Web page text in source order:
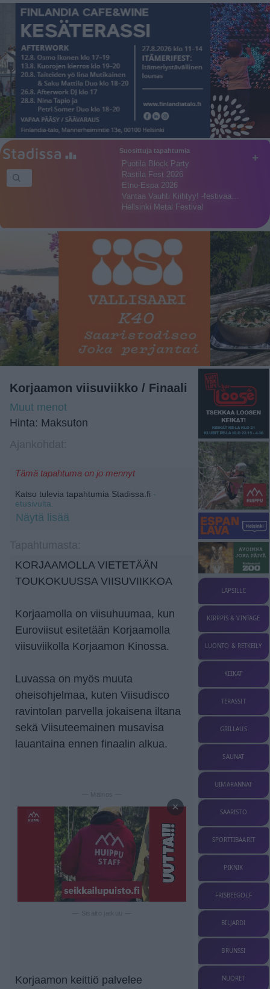
+
Suosittuja tapahtumia
Puotila Block Party
Rastila Fest 2026
Etno-Espa 2026
Vantaa Vauhti Kiihtyy! -festivaa…
Hellsinki Metal Festival
Korjaamon viisuviikko / Finaali
Muut menot
Hinta: Maksuton
Tämä tapahtuma on jo mennyt
Katso tulevia tapahtumia Stadissa.fi -
etusivulta.
Näytä lisää
KORJAAMOLLA VIETETÄÄN
TOUKOKUUSSA VIISUVIIKKOA
Korjaamolla on viisuhuumaa, kun
Euroviisut esitetään Korjaamolla
viisuviikolla Korjaamon Kinossa.
Luvassa on myös muuta
oheisohjelmaa, kuten Viisudisco
ravintolan parvella jokaisena iltana
sekä Viisuteemainen musavisa
lauantaina ennen finaalin alkua.
— Mainos —
×
Korjaamon keittiö palvelee
LAPSILLE
KIRPPIS & VINTAGE
LUONTO & RETKEILY
KEIKAT
TERASSIT
GRILLAUS
SAUNAT
UIMARANNAT
SAARISTO
SPORTTIBAARIT
PIKNIK
FRISBEEGOLF
BILJARDI
BRUNSSI
NUORET